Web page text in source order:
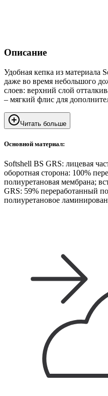
Описание
Удобная кепка из материала
даже во время небольшого
слоев: верхний слой
– мягкий флис для
Читать больше
Основной материал:
Softshell BS GRS: лицевая
оборотная сторона: 100%
полиуретановая мембрана;
GRS: 59% переработанный
полиуретановое